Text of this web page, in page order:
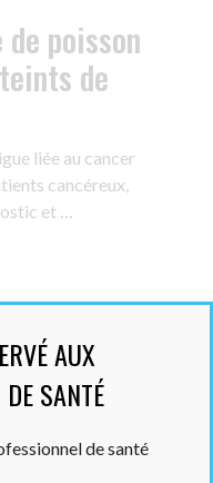
poisson
de
liée au cancer
cancéreux,
et …
AUX
SANTÉ
de santé